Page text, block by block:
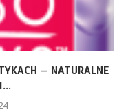
– NATURALNE